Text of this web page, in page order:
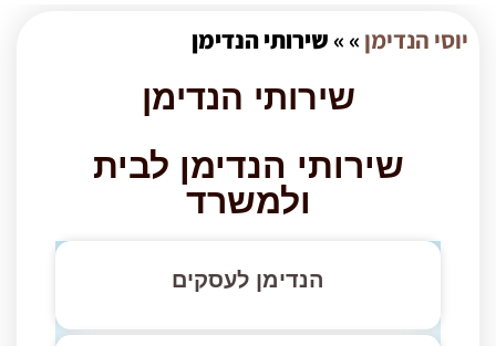
יוסי הנדימן » » שירותי הנדימן
שירותי הנדימן
שירותי הנדימן לבית
ולמשרד
הנדימן לעסקים